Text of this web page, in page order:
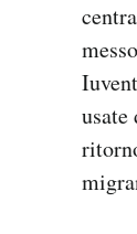
usate